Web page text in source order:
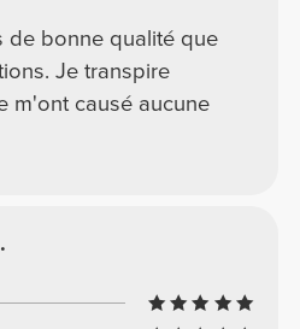
de bonne qualité que
Je transpire
m'ont causé aucune